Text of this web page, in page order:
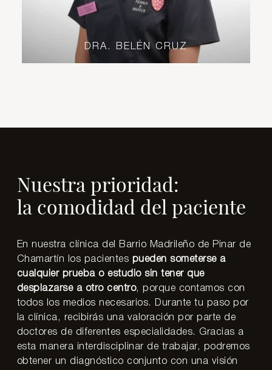
DRA. BELÉN CRUZ
Nuestra prioridad:
la comodidad del paciente
En nuestra clínica del Barrio Madrileño de Pinar de
Chamartín los pacientes pueden someterse a
cualquier prueba o estudio sin tener que
desplazarse a otro centro, porque contamos con
todos los medios necesarios. Durante tu paso por
la clínica, recibirás una valoración por parte de
doctores de diferentes especialidades. Gracias a
esta manera interdisciplinar de trabajar, podremos
obtener un diagnóstico conjunto con una visión